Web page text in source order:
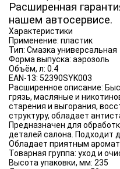
Расширенная
нашем автосервисе.
Характеристики
Применение: пластик
Тип: Смазка универсальная
Форма выпуска: аэрозоль
Объём, л: 0.4
EAN-13: 52390SYK003
Расширенное описание:
грязь, масляные и
старения и выгорания,
структуру, обладает
Предназначен для
деталей салона. Подходит
Обладает приятным
Товарная группа: уход и
Высота упаковки, мм: 235